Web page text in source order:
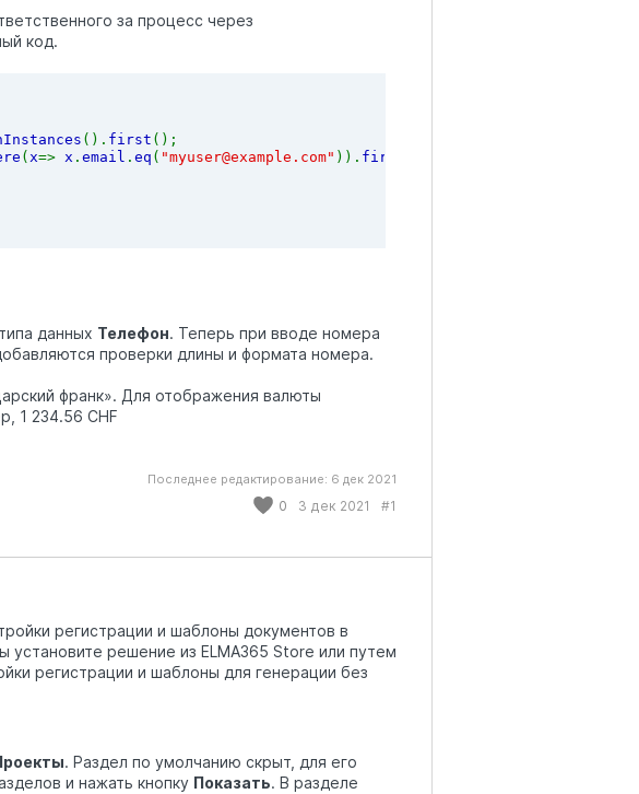
за процесс через
код.
(). first ();
( x=> x . email . eq ( "myuser@example.com" )). first
данных Телефон. Теперь при вводе номера
проверки длины и формата номера.
франк». Для отображения валюты
1 234.56 CHF
Последнее редактирование: 6 дек 2021
0 3 дек 2021 #1
регистрации и шаблоны документов в
решение из ELMA365 Store или путем
регистрации и шаблоны для генерации без
. Раздел по умолчанию скрыт, для его
и нажать кнопку Показать. В разделе